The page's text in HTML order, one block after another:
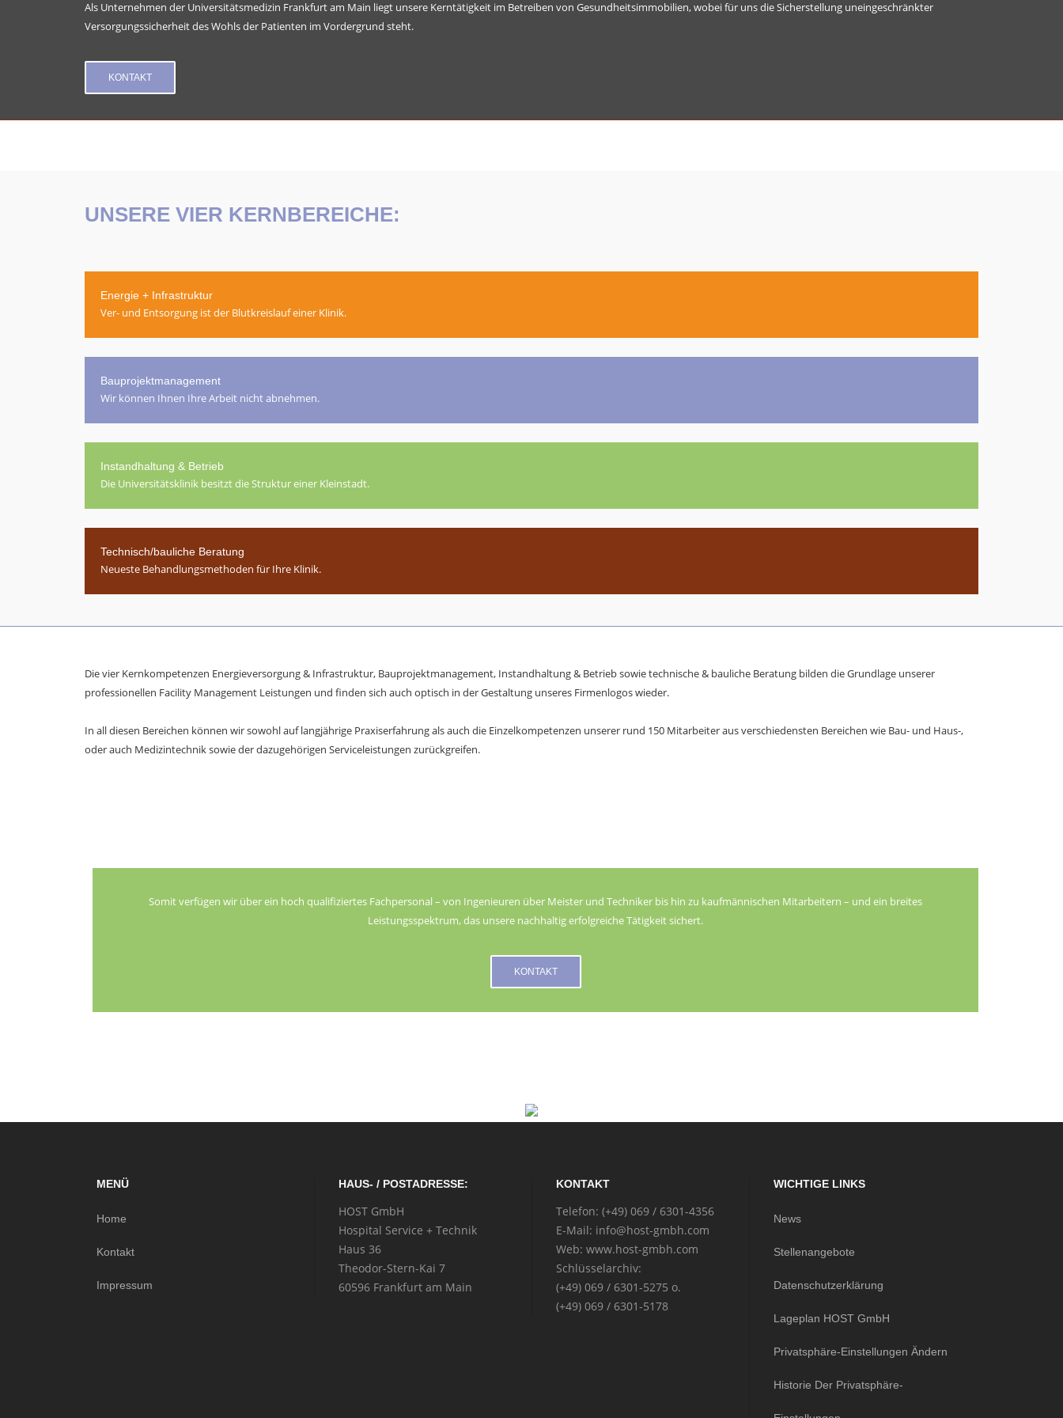
Als Unternehmen der Universitätsmedizin Frankfurt am Main liegt unsere Kerntätigkeit im Betreiben von Gesundheitsimmobilien, wobei für uns die Sicherstellung uneingeschränkter
Versorgungssicherheit des Wohls der Patienten im Vordergrund steht.
KONTAKT
UNSERE VIER KERNBEREICHE:
Energie + Infrastruktur
Ver- und Entsorgung ist der Blutkreislauf einer Klinik.
Bauprojektmanagement
Wir können Ihnen Ihre Arbeit nicht abnehmen.
Instandhaltung & Betrieb
Die Universitätsklinik besitzt die Struktur einer Kleinstadt.
Technisch/bauliche Beratung
Neueste Behandlungsmethoden für Ihre Klinik.
Die vier Kernkompetenzen Energieversorgung & Infrastruktur, Bauprojektmanagement, Instandhaltung & Betrieb sowie technische & bauliche Beratung bilden die Grundlage unserer
professionellen Facility Management Leistungen und finden sich auch optisch in der Gestaltung unseres Firmenlogos wieder.
In all diesen Bereichen können wir sowohl auf langjährige Praxiserfahrung als auch die Einzelkompetenzen unserer rund 150 Mitarbeiter aus verschiedensten Bereichen wie Bau- und Haus-,
oder auch Medizintechnik sowie der dazugehörigen Serviceleistungen zurückgreifen.
Somit verfügen wir über ein hoch qualifiziertes Fachpersonal – von Ingenieuren über Meister und Techniker bis hin zu kaufmännischen Mitarbeitern – und ein breites
Leistungsspektrum, das unsere nachhaltig erfolgreiche Tätigkeit sichert.
KONTAKT
MENÜ
Home
Kontakt
Impressum
HAUS- / POSTADRESSE:
HOST GmbH
Hospital Service + Technik
Haus 36
Theodor-Stern-Kai 7
60596 Frankfurt am Main
KONTAKT
Telefon: (+49) 069 / 6301-4356
E-Mail: info@host-gmbh.com
Web: www.host-gmbh.com
Schlüsselarchiv:
(+49) 069 / 6301-5275 o.
(+49) 069 / 6301-5178
WICHTIGE LINKS
News
Stellenangebote
Datenschutzerklärung
Lageplan HOST GmbH
Privatsphäre-Einstellungen Ändern
Historie Der Privatsphäre-